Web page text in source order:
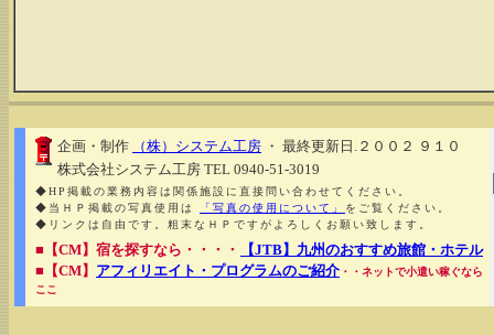
企画・制作 （株）システム工房 ・ 最終更新日.２００２ ９１０
株式会社システム工房 TEL 0940-51-3019
◆HP掲載の業務内容は関係施設に直接問い合わせてください。
◆当ＨＰ掲載の写真使用は
「写真の使用について」 をご覧ください。
◆リンクは自由です。粗末なＨＰですがよろしくお願い致します。
■【CM】宿を探すなら・・・・
【JTB】九州のおすすめ旅館・ホテル
■【CM】 アフィリエイト・プログラムのご紹介 ・・ネットで小遣い稼ぐなら
ここ